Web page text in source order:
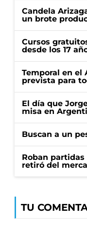
Candela
un brote
Cursos
desde los 17
Temporal en el
prevista para
El día que
misa en
Buscan a un
Roban
retiró del
TU